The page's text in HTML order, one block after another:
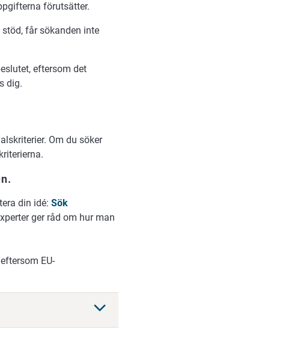
förutsätter.
får sökanden inte
eftersom det
dig.
Om du söker
din idé: Sök
ger råd om hur man
eftersom EU-